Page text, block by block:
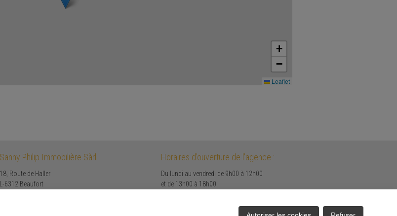
+
−
Leaflet
Sanny Philip Immobilière Sàrl
18, Route de Haller
L-6312 Beaufort
Horaires d'ouverture de l'agence :
Du lundi au vendredi de 9h00 à 12h00
et de 13h00 à 18h00.